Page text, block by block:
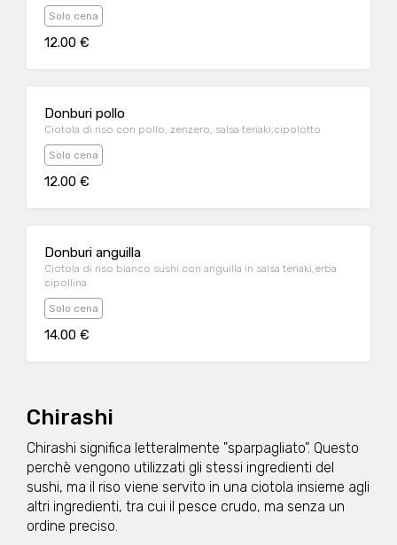
Solo cena
12.00 €
Donburi pollo
Ciotola di riso con pollo, zenzero, salsa teriaki,cipolotto
Solo cena
12.00 €
Donburi anguilla
Ciotola di riso bianco sushi con anguilla in salsa teriaki,erba
cipollina
Solo cena
14.00 €
Chirashi
Chirashi significa letteralmente "sparpagliato". Questo
perchè vengono utilizzati gli stessi ingredienti del
sushi, ma il riso viene servito in una ciotola insieme agli
altri ingredienti, tra cui il pesce crudo, ma senza un
ordine preciso.